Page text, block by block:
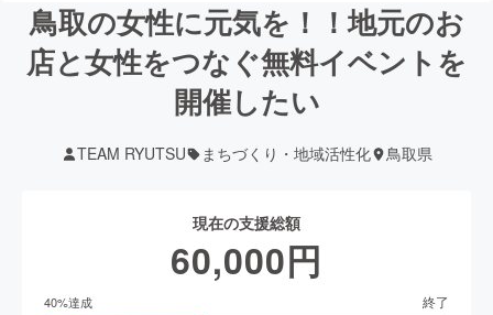
鳥取の女性に元気を！！地元のお
店と女性をつなぐ無料イベントを
開催したい
TEAM RYUTSU まちづくり・地域活性化 鳥取県
現在の支援総額
60,000円
40%達成 終了